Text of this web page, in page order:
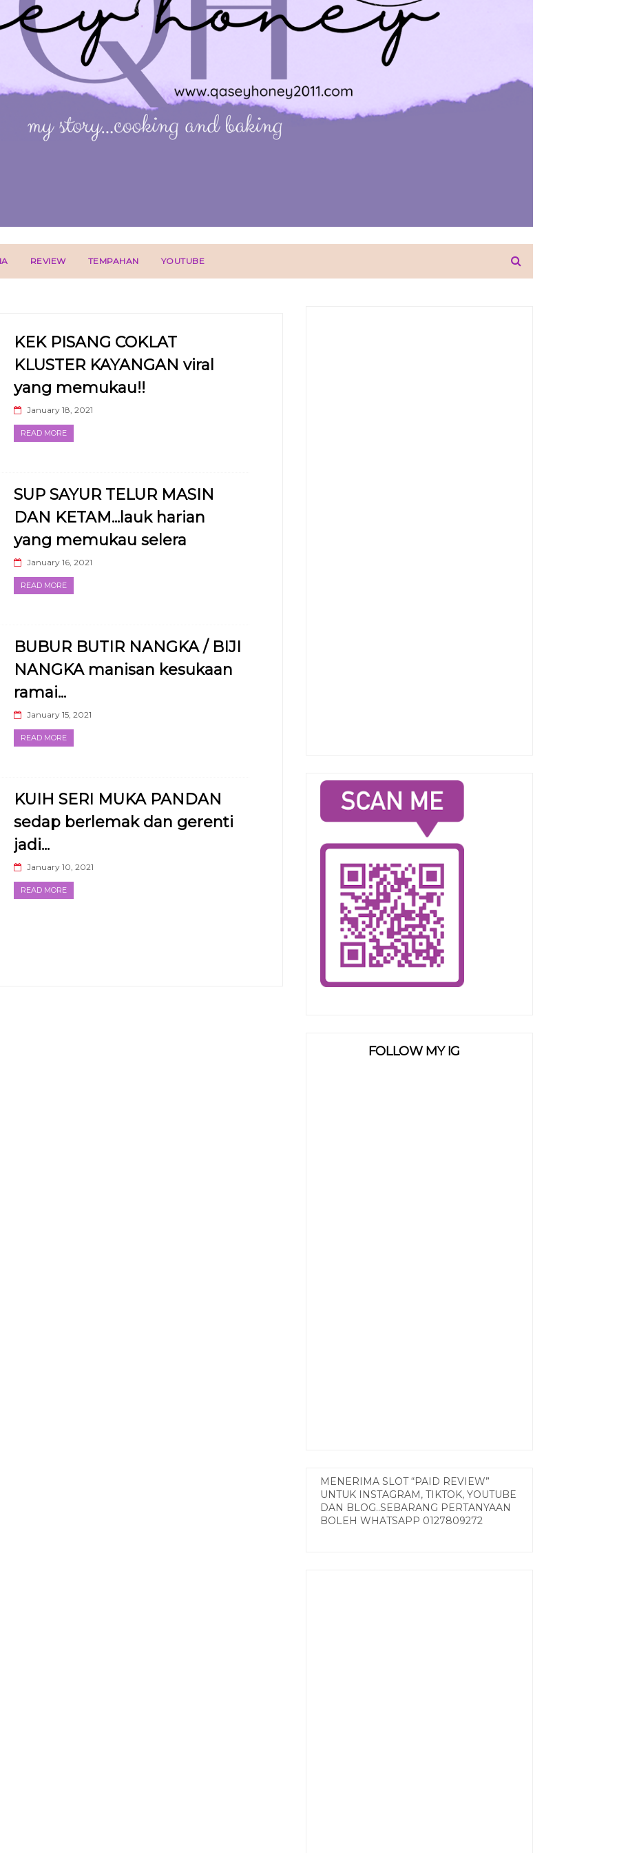
REVIEW TEMPAHAN YOUTUBE
KEK PISANG COKLAT
KLUSTER KAYANGAN viral
yang memukau!!
January 18, 2021
READ MORE
SUP SAYUR TELUR MASIN
DAN KETAM...lauk harian
yang memukau selera
January 16, 2021
READ MORE
BUBUR BUTIR NANGKA / BIJI
NANGKA manisan kesukaan
ramai...
January 15, 2021
READ MORE
KUIH SERI MUKA PANDAN
sedap berlemak dan gerenti
jadi...
January 10, 2021
READ MORE
FOLLOW MY IG
MENERIMA SLOT “PAID REVIEW”
UNTUK INSTAGRAM, TIKTOK, YOUTUBE
DAN BLOG..SEBARANG PERTANYAAN
BOLEH WHATSAPP 0127809272